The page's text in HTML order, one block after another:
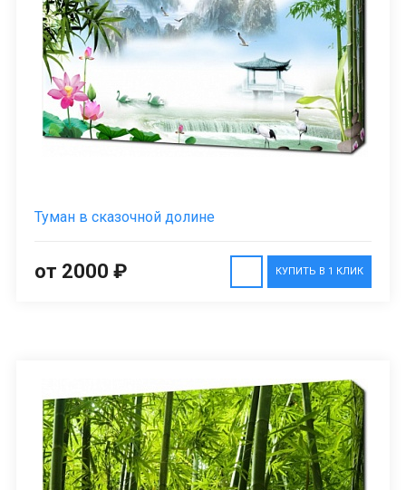
Туман в сказочной долине
КУПИТЬ В 1 КЛИК
от 2000 ₽